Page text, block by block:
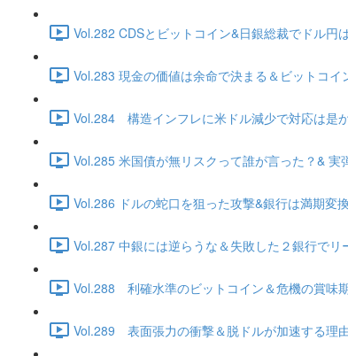
Vol.282 CDSとビットコイン&日銀総裁でドル
Vol.283 現金の価値は余命で決まる＆ビットコ
Vol.284 構造インフレに米ドル減少で対応は是
Vol.285 米国債が無リスクって誰が言った？&
Vol.286 ドルの蛇口を狙った攻撃&銀行は満期変
Vol.287 中銀には逆らうな＆失敗した２銀行で
Vol.288 利確水準のビットコイン＆危機の賞味
Vol.289 表面張力の衝撃＆脱ドルが加速する理